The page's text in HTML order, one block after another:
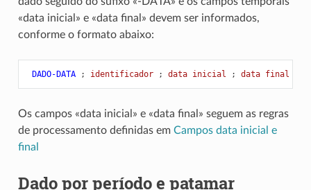
«data inicial» e «data final» devem ser informados,
conforme o formato abaixo:
DADO-DATA ; identificador ; data inicial ; data final
Os campos «data inicial» e «data final» seguem as regras
de processamento definidas em Campos data inicial e
final
Dado por período e patamar